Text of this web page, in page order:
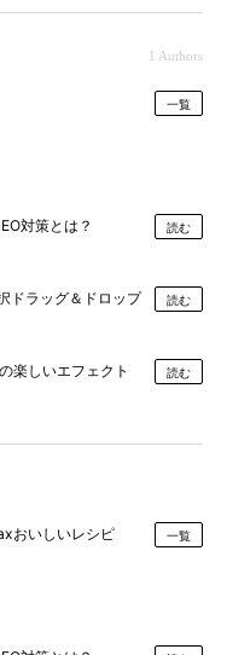
1 Authors
一覧
対策とは？ 読む
ドラッグ＆ドロップ 読む
楽しいエフェクト 読む
おいしいレシピ 一覧